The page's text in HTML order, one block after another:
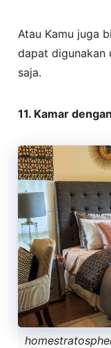
Atau Kamu juga
dapat digunakan
saja.
11. Kamar